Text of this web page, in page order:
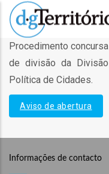
Passar
para
conteúdo
principal
Procedimento
de divisão da
Política de Cidades.
Aviso de abertura
Informações de contacto